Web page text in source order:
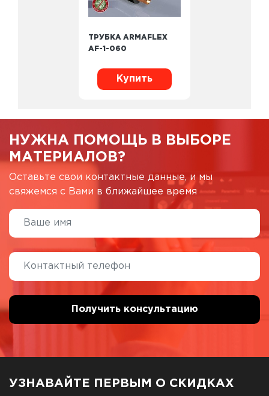
ТРУБКА ARMAFLEX
AF-1-060
Купить
НУЖНА ПОМОЩЬ В ВЫБОРЕ
МАТЕРИАЛОВ?
Оставьте свои контактные данные, и мы
свяжемся с Вами в ближайшее время
УЗНАВАЙТЕ ПЕРВЫМ О СКИДКАХ